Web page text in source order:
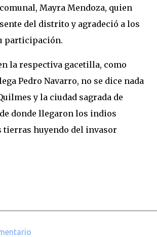
Mayra Mendoza, quien
del distrito y agradeció a los
participación.
la respectiva gacetilla, como
Pedro Navarro, no se dice nada
y la ciudad sagrada de
donde llegaron los indios
tierras huyendo del invasor